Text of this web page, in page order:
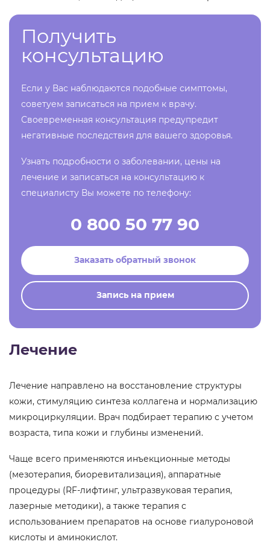
Получить
консультацию
Если у Вас наблюдаются подобные симптомы,
советуем записаться на прием к врачу.
Своевременная консультация предупредит
негативные последствия для вашего здоровья.
Узнать подробности о заболевании, цены на
лечение и записаться на консультацию к
специалисту Вы можете по телефону:
0 800 50 77 90
Заказать обратный звонок
Запись на прием
Лечение
Лечение направлено на восстановление структуры
кожи, стимуляцию синтеза коллагена и нормализацию
микроциркуляции. Врач подбирает терапию с учетом
возраста, типа кожи и глубины изменений.
Чаще всего применяются инъекционные методы
(мезотерапия, биоревитализация), аппаратные
процедуры (RF-лифтинг, ультразвуковая терапия,
лазерные методики), а также терапия с
использованием препаратов на основе гиалуроновой
кислоты и аминокислот.